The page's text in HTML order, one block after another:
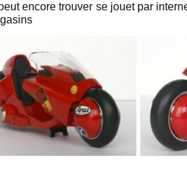
encore trouver se jouet par